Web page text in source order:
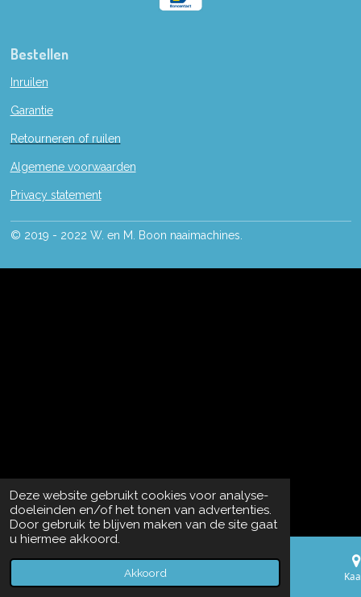
Deze website gebruikt cookies voor analyse-
doeleinden en/of het tonen van advertenties.
Door gebruik te blijven maken van de site gaat
u hiermee akkoord.
Akkoord
Bestellen
Inruilen
Garantie
Retourneren of ruilen
Algemene voorwaarden
Privacy statement
© 2019 - 2022 W. en M. Boon naaimachines.